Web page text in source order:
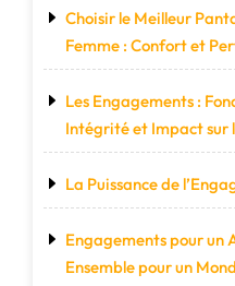
Choisir le Meilleur
Femme : Confort et
Les Engagements :
Intégrité et Impact sur
La Puissance de
Engagements pour un
Ensemble pour un